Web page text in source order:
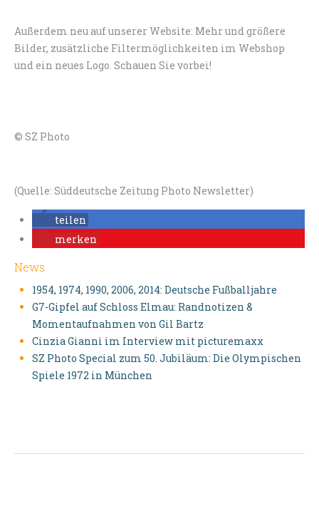
Außerdem neu auf unserer Website: Mehr und größere
Bilder, zusätzliche Filtermöglichkeiten im Webshop
und ein neues Logo. Schauen Sie vorbei!
© SZ Photo
(Quelle: Süddeutsche Zeitung Photo Newsletter)
teilen
merken
News
1954, 1974, 1990, 2006, 2014: Deutsche Fußballjahre
G7-Gipfel auf Schloss Elmau: Randnotizen &
Momentaufnahmen von Gil Bartz
Cinzia Giannì im Interview mit picturemaxx
SZ Photo Special zum 50. Jubiläum: Die Olympischen
Spiele 1972 in München